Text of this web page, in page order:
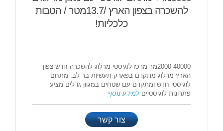
להשכרה בצפון הארץ /13.7מטר / הטבות
כלכליות!
2000-40000מר מרכז לוגיסטי מרלוג להשכרה חדש צפון
הארץ מרלוג מתקדם בפארק תעשיות בר לב. מתחם
לוגיסטי חדש ומתקדם עם שטחים במגוון גדלים מציע
פתרונות לוגיסטייםלמידע נוסף
צור קשר